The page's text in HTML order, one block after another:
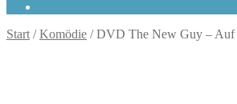
Start /Komödie /DVD The New Guy – Auf